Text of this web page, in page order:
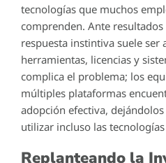
tecnologías que muchos
comprenden. Ante
respuesta instintiva suele ser
herramientas, licencias y
complica el problema; los
múltiples plataformas
adopción efectiva,
utilizar incluso las
Replanteando la